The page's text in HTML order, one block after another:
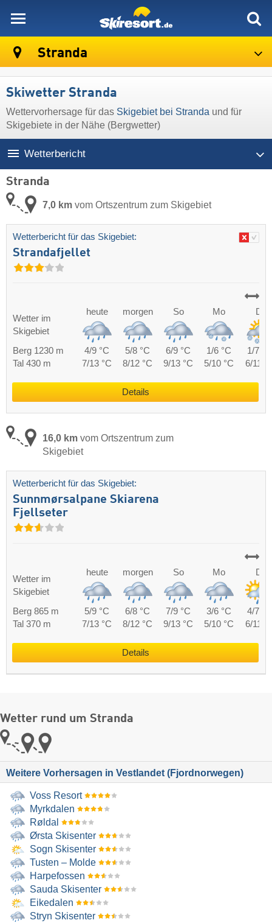
Stranda
Skiwetter Stranda
Wettervorhersage für das Skigebiet bei Stranda und für
Skigebiete in der Nähe (Bergwetter)
Wetterbericht
Stranda
7,0 km vom Ortszentrum zum Skigebiet
Wetterbericht für das Skigebiet:
Strandafjellet
Wetter im
Skigebiet
heute morgen So Mo Di
Berg 1230 m 4/9 °C 5/8 °C 6/9 °C 1/6 °C
1/7 °C
Tal 430 m
7/13 °C 8/12 °C 9/13 °C 5/10 °C 6/11
Details
16,0 km vom Ortszentrum zum
Skigebiet
Wetterbericht für das Skigebiet:
Sunnmørsalpane Skiarena
Fjellseter
Wetter im
Skigebiet
heute morgen So Mo Di
Berg 865 m 5/9 °C 6/8 °C 7/9 °C 3/6 °C
4/7 °C
Tal 370 m
7/13 °C 8/12 °C 9/13 °C 5/10 °C 6/11
Details
Wetter rund um Stranda
Weitere Vorhersagen in Vestlandet (Fjordnorwegen)
Voss Resort
Myrkdalen
Røldal
Ørsta Skisenter
Sogn Skisenter
Tusten – Molde
Harpefossen
Sauda Skisenter
Eikedalen
Stryn Skisenter